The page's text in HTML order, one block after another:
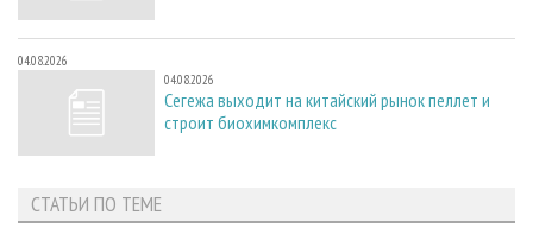
04.08.2026
04.08.2026
Сегежа выходит на китайский рынок пеллет и
строит биохимкомплекс
СТАТЬИ ПО ТЕМЕ